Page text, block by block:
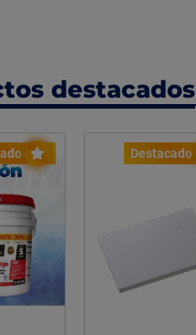
destacados
Destacado